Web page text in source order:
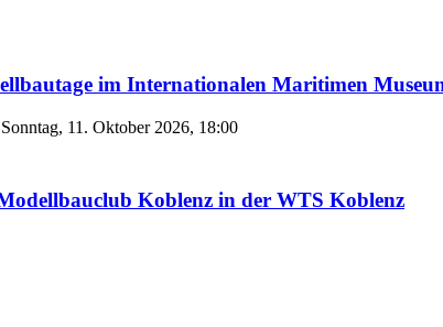
im Internationalen Maritimen
11. Oktober 2026, 18:00
Koblenz in der WTS Koblenz